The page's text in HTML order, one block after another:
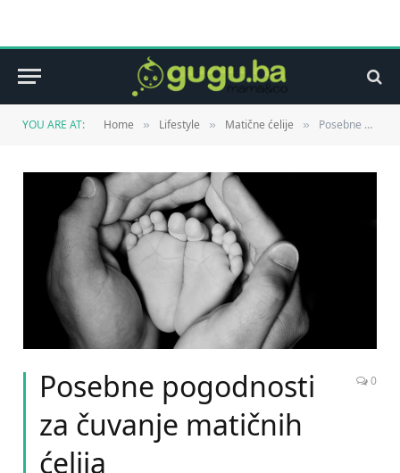
YOU ARE AT: Home » Lifestyle » Matične ćelije » Posebne pogodnosti za čuvanje matičnih ćelija
Posebne pogodnosti
za čuvanje matičnih
ćelija
0